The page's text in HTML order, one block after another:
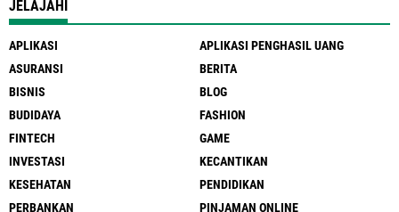
JELAJAHI
APLIKASI
APLIKASI PENGHASIL UANG
ASURANSI
BERITA
BISNIS
BLOG
BUDIDAYA
FASHION
FINTECH
GAME
INVESTASI
KECANTIKAN
KESEHATAN
PENDIDIKAN
PERBANKAN
PINJAMAN ONLINE